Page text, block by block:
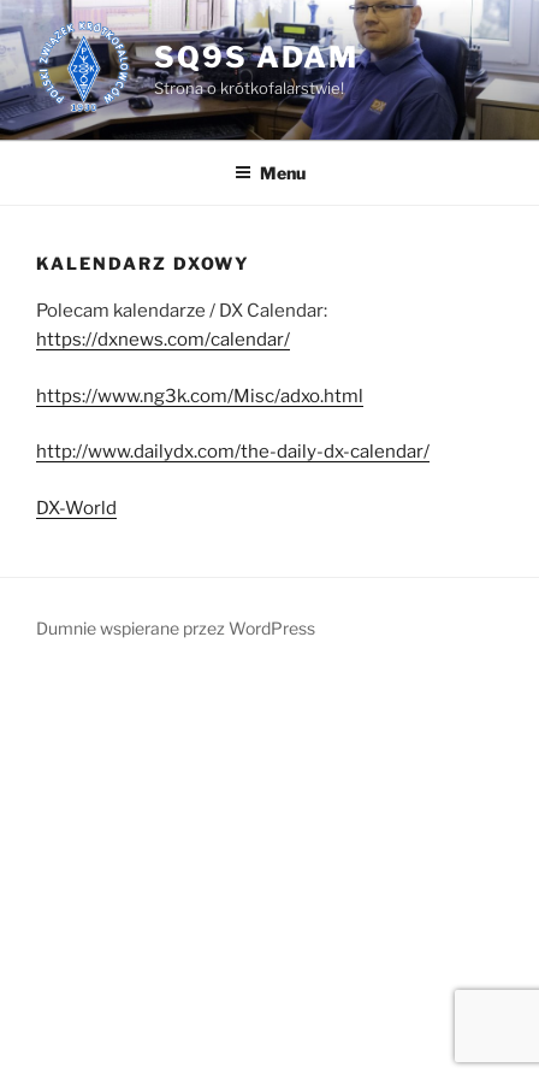
Przejdź
do
treści
SQ9S ADAM
Strona o krótkofalarstwie!
Menu
KALENDARZ DXOWY
Polecam kalendarze / DX Calendar:
https://dxnews.com/calendar/
https://www.ng3k.com/Misc/adxo.html
http://www.dailydx.com/the-daily-dx-calendar/
DX-World
Dumnie wspierane przez WordPress